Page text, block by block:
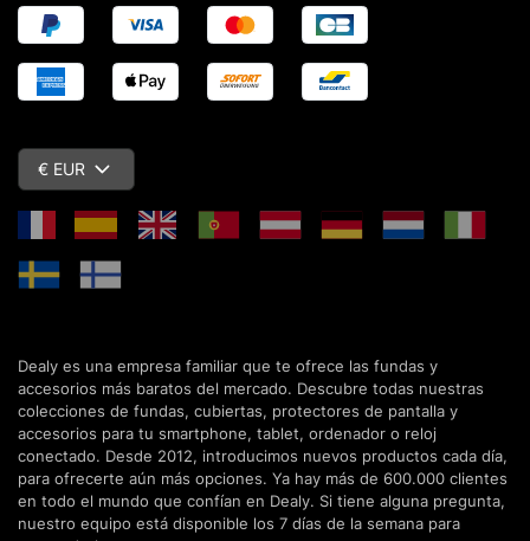
€ EUR
Dealy es una empresa familiar que te ofrece las fundas y
accesorios más baratos del mercado. Descubre todas nuestras
colecciones de fundas, cubiertas, protectores de pantalla y
accesorios para tu smartphone, tablet, ordenador o reloj
conectado. Desde 2012, introducimos nuevos productos cada día,
para ofrecerte aún más opciones. Ya hay más de 600.000 clientes
en todo el mundo que confían en Dealy. Si tiene alguna pregunta,
nuestro equipo está disponible los 7 días de la semana para